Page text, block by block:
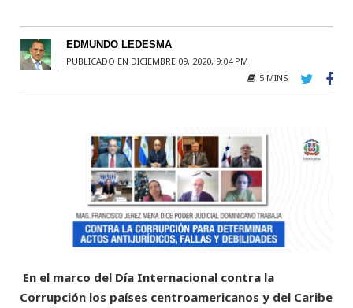
EDMUNDO LEDESMA
PUBLICADO EN DICIEMBRE 09, 2020, 9:04 PM
5 MINS
En el marco del Día Internacional contra la
Corrupción los países centroamericanos y del Caribe